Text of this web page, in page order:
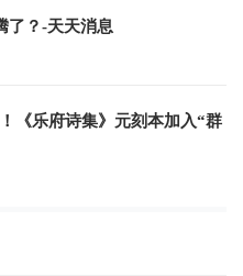
了？-天天消息
《乐府诗集》元刻本加入“群